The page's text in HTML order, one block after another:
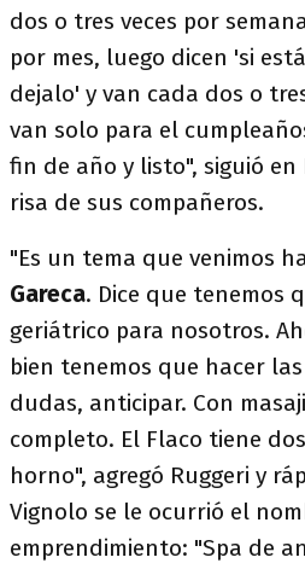
dos o tres veces por
por mes, luego dicen 'si
dejalo' y van cada dos o
van solo para el
fin de año y listo", siguió
risa de sus compañeros.
"Es un tema que venimos
Gareca. Dice que tenemos
geriátrico para nosotros.
bien tenemos que hacer
dudas, anticipar. Con
completo. El Flaco tiene
horno", agregó Ruggeri y
Vignolo se le ocurrió el
emprendimiento: "Spa de